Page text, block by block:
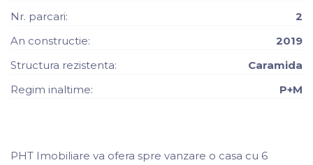
Nr. parcari:
2
An constructie:
2019
Structura rezistenta:
Caramida
Regim inaltime:
P+M
PHT Imobiliare va ofera spre vanzare o casa cu 6